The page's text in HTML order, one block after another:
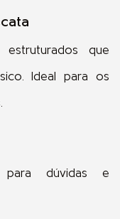
que
Ideal para os
para dúvidas e